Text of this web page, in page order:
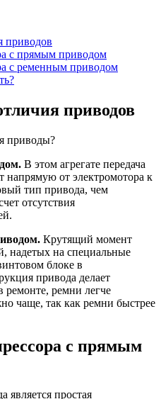
приводов
с прямым приводом
с ременным приводом
приводов
приводы?
В этом агрегате передача
напрямую от электромотора к
тип привода, чем
отсутствия
Крутящий момент
надетых на специальные
блоке в
привода делает
ремонте, ремни легче
чаще, так как ремни быстрее
с прямым
является простая